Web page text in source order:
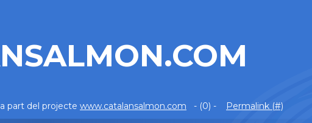
part del projecte www.catalansalmon.com - (0) - Permalink (#)